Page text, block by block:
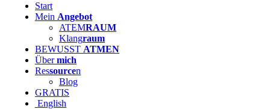
Start
Mein Angebot
ATEMRAUM
Klangraum
BEWUSST ATMEN
Übermich
Ressourcen
Blog
GRATIS
English